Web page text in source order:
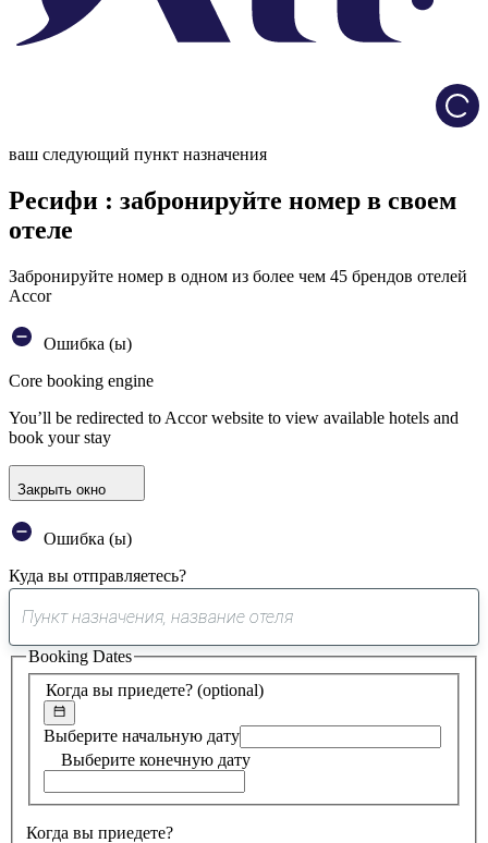
ваш следующий пункт назначения
Ресифи : забронируйте номер в своем
отеле
Забронируйте номер в одном из более чем 45 брендов отелей
Accor
Ошибка (ы)
Core booking engine
You’ll be redirected to Accor website to view available hotels and
book your stay
Закрыть окно
Ошибка (ы)
Куда вы отправляетесь?
0
предложение
найдено
Когда вы приедете? (optional)
Выберите начальную дату
Выберите конечную дату
Когда вы приедете?
Booking Dates